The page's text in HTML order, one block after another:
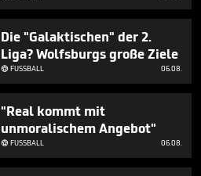
Die "Galaktischen" der 2.
Liga? Wolfsburgs große Ziele
FUSSBALL 06.08.
"Real kommt mit
unmoralischem Angebot"
FUSSBALL 06.08.